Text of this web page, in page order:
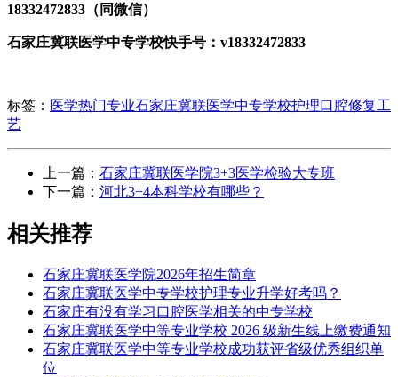
18332472833（同微信）
石家庄冀联医学中专学校快手号：v18332472833
标签： 医学热门专业石家庄冀联医学中专学校护理口腔修复工
艺
上一篇： 石家庄冀联医学院3+3医学检验大专班
下一篇： 河北3+4本科学校有哪些？
相关推荐
石家庄冀联医学院2026年招生简章
石家庄冀联医学中专学校护理专业升学好考吗？
石家庄有没有学习口腔医学相关的中专学校
石家庄冀联医学中等专业学校 2026 级新生线上缴费通知
石家庄冀联医学中等专业学校成功获评省级优秀组织单
位